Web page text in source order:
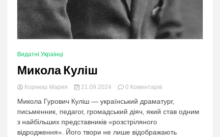
Видатні Українці
Микола Куліш
Корнюш Мария 21.09.2024 0 Коментарівв
Микола
Куліш
Микола Гурович Куліш — український драматург,
письменник, педагог, громадський діяч, який став одним
з найбільших представників «розстріляного
відродження». Його твори не лише відображають